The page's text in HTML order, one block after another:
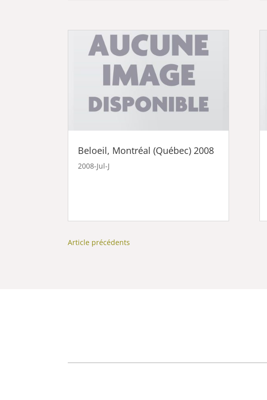
ont notamment été touchées.»...
Beloeil, Montréal (Québec) 2008
2008-Jul-J
Article précédents